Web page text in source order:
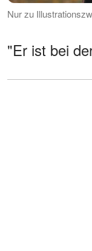
Nur zu
"Er ist bei